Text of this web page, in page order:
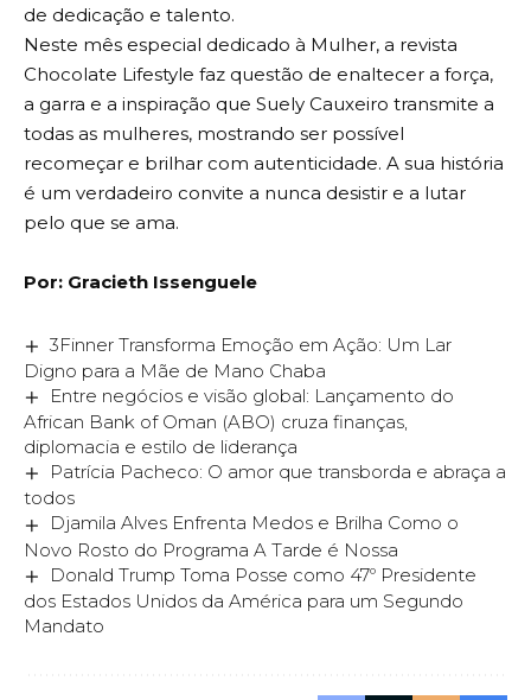
de dedicação e talento.
Neste mês especial dedicado à Mulher, a revista
Chocolate Lifestyle faz questão de enaltecer a força,
a garra e a inspiração que Suely Cauxeiro transmite a
todas as mulheres, mostrando ser possível
recomeçar e brilhar com autenticidade. A sua história
é um verdadeiro convite a nunca desistir e a lutar
pelo que se ama.
Por: Gracieth Issenguele
3Finner Transforma Emoção em Ação: Um Lar
Digno para a Mãe de Mano Chaba
Entre negócios e visão global: Lançamento do
African Bank of Oman (ABO) cruza finanças,
diplomacia e estilo de liderança
Patrícia Pacheco: O amor que transborda e abraça a
todos
Djamila Alves Enfrenta Medos e Brilha Como o
Novo Rosto do Programa A Tarde é Nossa
Donald Trump Toma Posse como 47º Presidente
dos Estados Unidos da América para um Segundo
Mandato